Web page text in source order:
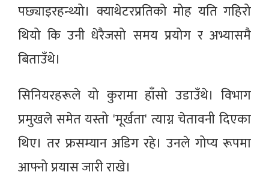
पछ्याइरहन्थ्यो। क्याथेटरप्रतिको मोह यति गहिरो
थियो कि उनी धेरैजसो समय प्रयोग र अभ्यासमै
बिताउँथे।
सिनियरहरूले यो कुरामा हाँसो उडाउँथे। विभाग
प्रमुखले समेत यस्तो 'मूर्खता' त्याग्न चेतावनी दिएका
थिए। तर फ्रसम्यान अडिग रहे। उनले गोप्य रूपमा
आफ्नो प्रयास जारी राखे।